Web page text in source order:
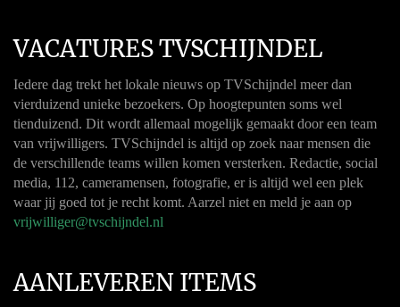
VACATURES TVSCHIJNDEL
Iedere dag trekt het lokale nieuws op TVSchijndel meer dan
vierduizend unieke bezoekers. Op hoogtepunten soms wel
tienduizend. Dit wordt allemaal mogelijk gemaakt door een team
van vrijwilligers. TVSchijndel is altijd op zoek naar mensen die
de verschillende teams willen komen versterken. Redactie, social
media, 112, cameramensen, fotografie, er is altijd wel een plek
waar jij goed tot je recht komt. Aarzel niet en meld je aan op
vrijwilliger@tvschijndel.nl
AANLEVEREN ITEMS